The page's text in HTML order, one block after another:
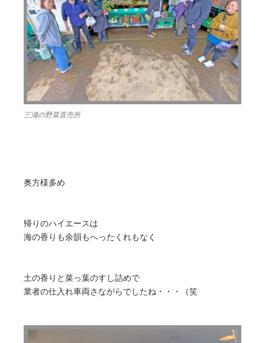
三浦の野菜直売所
奥方様多め
帰りのハイエースは
海の香りも余韻もへったくれもなく
土の香りと菜っ葉のすし詰めで
業者の仕入れ車両さながらでしたね・・・（笑